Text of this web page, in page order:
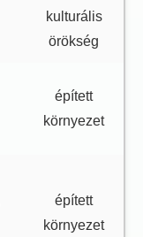
kulturális
örökség
épített
környezet
épített
környezet